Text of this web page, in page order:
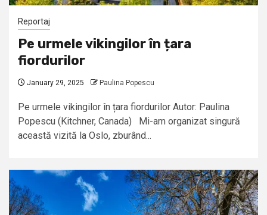
Reportaj
Pe urmele vikingilor în țara
fiordurilor
January 29, 2025 Paulina Popescu
Pe urmele vikingilor în țara fiordurilor Autor: Paulina
Popescu (Kitchner, Canada) Mi-am organizat singură
această vizită la Oslo, zburând...